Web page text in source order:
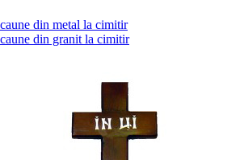
din metal la cimitir
din granit la cimitir